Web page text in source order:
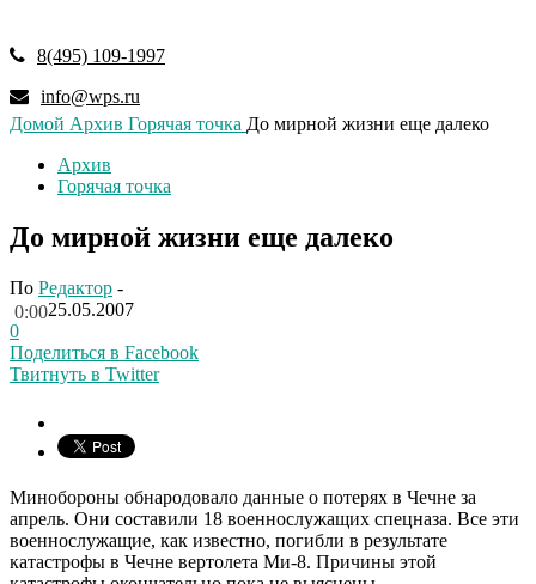
8(495) 109-1997
info@wps.ru
Домой Архив Горячая точка До мирной жизни еще далеко
Архив
Горячая точка
До мирной жизни еще далеко
По Редактор -
25.05.2007
0:00
0
Поделиться в Facebook
Твитнуть в Twitter
Минобороны обнародовало данные о потерях в Чечне за
апрель. Они составили 18 военнослужащих спецназа. Все эти
военнослужащие, как известно, погибли в результате
катастрофы в Чечне вертолета Ми-8. Причины этой